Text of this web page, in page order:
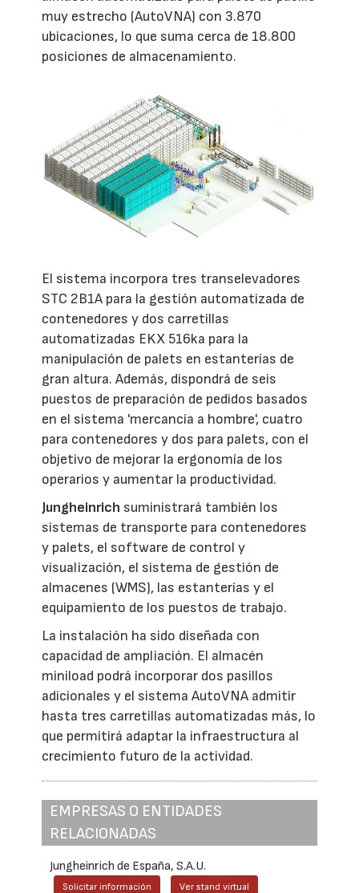
muy estrecho (AutoVNA) con 3.870
ubicaciones, lo que suma cerca de 18.800
posiciones de almacenamiento.
El sistema incorpora tres transelevadores
STC 2B1A para la gestión automatizada de
contenedores y dos carretillas
automatizadas EKX 516ka para la
manipulación de palets en estanterías de
gran altura. Además, dispondrá de seis
puestos de preparación de pedidos basados
en el sistema 'mercancía a hombre', cuatro
para contenedores y dos para palets, con el
objetivo de mejorar la ergonomía de los
operarios y aumentar la productividad.
Jungheinrich suministrará también los
sistemas de transporte para contenedores
y palets, el software de control y
visualización, el sistema de gestión de
almacenes (WMS), las estanterías y el
equipamiento de los puestos de trabajo.
La instalación ha sido diseñada con
capacidad de ampliación. El almacén
miniload podrá incorporar dos pasillos
adicionales y el sistema AutoVNA admitir
hasta tres carretillas automatizadas más, lo
que permitirá adaptar la infraestructura al
crecimiento futuro de la actividad.
EMPRESAS O ENTIDADES
RELACIONADAS
Jungheinrich de España, S.A.U.
Solicitar información Ver stand virtual